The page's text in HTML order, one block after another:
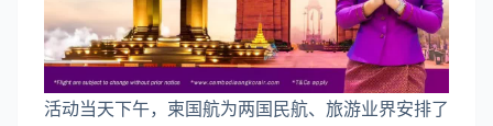
活动当天下午，柬国航为两国民航、旅游业界安排了